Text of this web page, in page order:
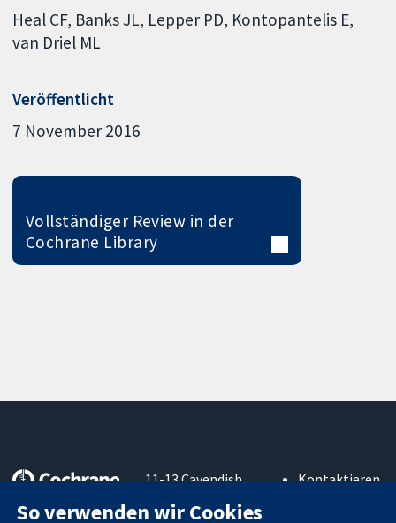
Heal CF Banks JL Lepper PD Kontopantelis E
van Driel ML
Veröffentlicht
7 November 2016
Vollständiger Review in der
Cochrane Library
Zuverlässige
11-13 Cavendish
London
Kontaktieren
So verwenden wir Cookies